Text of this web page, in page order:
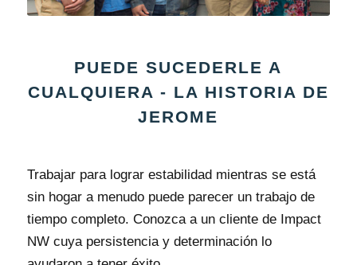
PUEDE SUCEDERLE A
CUALQUIERA - LA HISTORIA DE
JEROME
Trabajar para lograr estabilidad mientras se está
sin hogar a menudo puede parecer un trabajo de
tiempo completo. Conozca a un cliente de Impact
NW cuya persistencia y determinación lo